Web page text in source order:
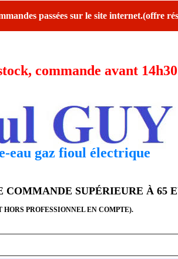
passées sur le site internet.(offre
commande avant
eau gaz fioul électrique
SUPÉRIEURE À 65
PROFESSIONNEL EN COMPTE).